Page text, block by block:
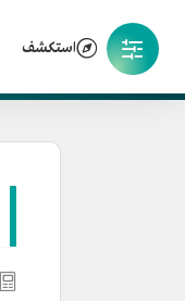
استكشف